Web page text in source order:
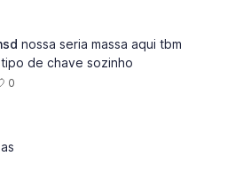
nossa seria massa aqui tbm
de chave sozinho
0